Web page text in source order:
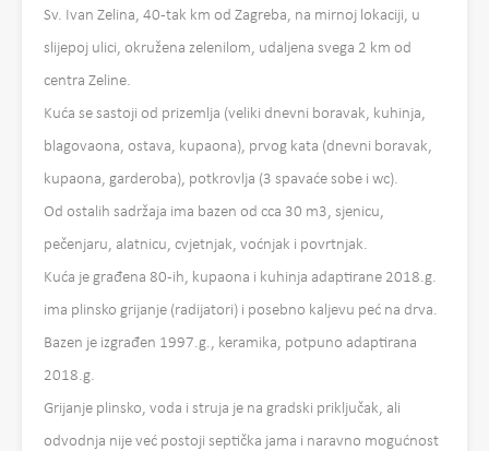
Sv. Ivan Zelina, 40-tak km od Zagreba, na mirnoj lokaciji, u
slijepoj ulici, okružena zelenilom, udaljena svega 2 km od
centra Zeline.
Kuća se sastoji od prizemlja (veliki dnevni boravak, kuhinja,
blagovaona, ostava, kupaona), prvog kata (dnevni boravak,
kupaona, garderoba), potkrovlja (3 spavaće sobe i wc).
Od ostalih sadržaja ima bazen od cca 30 m3, sjenicu,
pečenjaru, alatnicu, cvjetnjak, voćnjak i povrtnjak.
Kuća je građena 80-ih, kupaona i kuhinja adaptirane 2018.g.
ima plinsko grijanje (radijatori) i posebno kaljevu peć na drva.
Bazen je izgrađen 1997.g., keramika, potpuno adaptirana
2018.g.
Grijanje plinsko, voda i struja je na gradski priključak, ali
odvodnja nije već postoji septička jama i naravno mogućnost